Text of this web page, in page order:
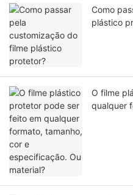
Como
plástico
O filme
qualquer